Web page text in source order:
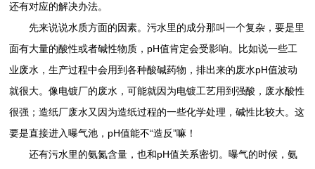
还有对应的解决办法。
先来说说水质方面的因素。污水里的成分那叫一个复杂，要是里
面有大量的酸性或者碱性物质，pH值肯定会受影响。比如说一些工
业废水，生产过程中会用到各种酸碱药物，排出来的废水pH值波动
就很大。像电镀厂的废水，可能就因为电镀工艺用到强酸，废水酸性
很强；造纸厂废水又因为造纸过程的一些化学处理，碱性比较大。这
要是直接进入曝气池，pH值能不“造反”嘛！
还有污水里的氨氮含量，也和pH值关系密切。曝气的时候，氨